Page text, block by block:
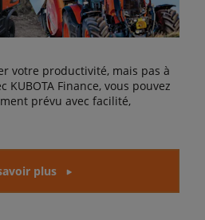
votre productivité, mais pas à
Finance, vous pouvez
prévu avec facilité,
plus